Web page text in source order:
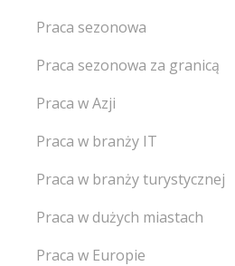
Praca sezonowa
Praca sezonowa za granicą
Praca w Azji
Praca w branży IT
Praca w branży turystycznej
Praca w dużych miastach
Praca w Europie